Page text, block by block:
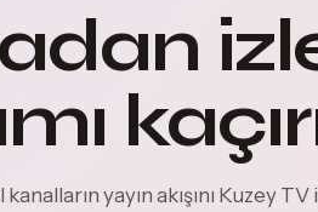
yayın akışını Kuzey